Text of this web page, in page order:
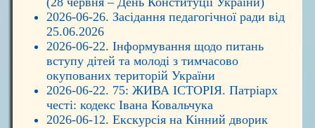
2026-06-26. Засідання педагогічної ради від
25.06.2026
2026-06-22. Інформування щодо питань
вступу дітей та молоді з тимчасово
окупованих територій України
2026-06-22. 75: ЖИВА ІСТОРІЯ. Патріарх
честі: кодекс Івана Ковальчука
2026-06-12. Екскурсія на Кінний дворик